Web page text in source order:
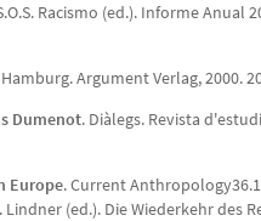
Racismo (ed.). Informe Anual
Argument Verlag, 2000.
Dumenot. Diàlegs. Revista
Europe. Current Anthropology36.1
(ed.). Die Wiederkehr des